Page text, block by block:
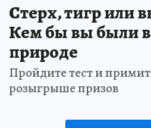
Стерх, тигр или
Кем бы вы были
природе
Пройдите тест и
розыгрыше призов